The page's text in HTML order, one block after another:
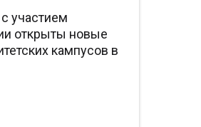
участием
открыты новые
кампусов в